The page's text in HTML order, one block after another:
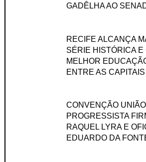
GADÊLHA AO
RECIFE ALCANÇA
SÉRIE HISTÓRICA E
MELHOR
ENTRE AS
CONVENÇÃO UNIÃO
PROGRESSISTA
RAQUEL LYRA E
EDUARDO DA